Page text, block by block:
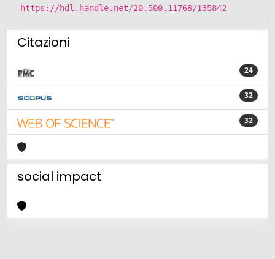
https://hdl.handle.net/20.500.11768/135842
Citazioni
24
32
32
social impact